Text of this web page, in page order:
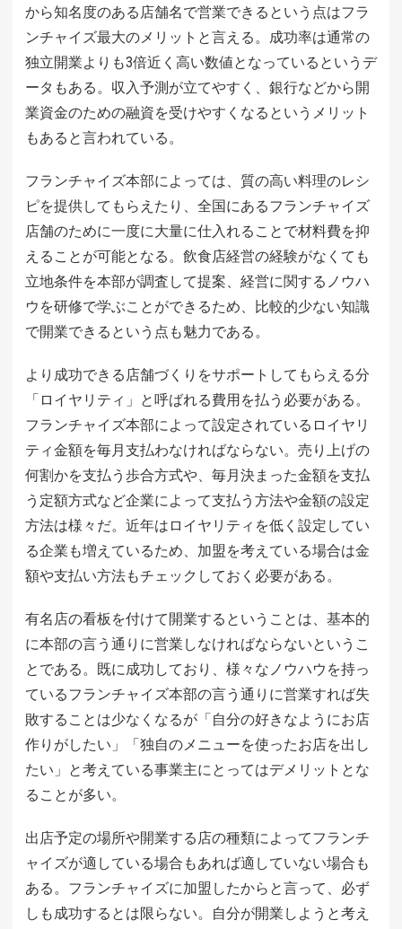
から知名度のある店舗名で営業できるという点はフラ
ンチャイズ最大のメリットと言える。成功率は通常の
独立開業よりも3倍近く高い数値となっているというデ
ータもある。収入予測が立てやすく、銀行などから開
業資金のための融資を受けやすくなるというメリット
もあると言われている。
フランチャイズ本部によっては、質の高い料理のレシ
ピを提供してもらえたり、全国にあるフランチャイズ
店舗のために一度に大量に仕入れることで材料費を抑
えることが可能となる。飲食店経営の経験がなくても
立地条件を本部が調査して提案、経営に関するノウハ
ウを研修で学ぶことができるため、比較的少ない知識
で開業できるという点も魅力である。
より成功できる店舗づくりをサポートしてもらえる分
「ロイヤリティ」と呼ばれる費用を払う必要がある。
フランチャイズ本部によって設定されているロイヤリ
ティ金額を毎月支払わなければならない。売り上げの
何割かを支払う歩合方式や、毎月決まった金額を支払
う定額方式など企業によって支払う方法や金額の設定
方法は様々だ。近年はロイヤリティを低く設定してい
る企業も増えているため、加盟を考えている場合は金
額や支払い方法もチェックしておく必要がある。
有名店の看板を付けて開業するということは、基本的
に本部の言う通りに営業しなければならないというこ
とである。既に成功しており、様々なノウハウを持っ
ているフランチャイズ本部の言う通りに営業すれば失
敗することは少なくなるが「自分の好きなようにお店
作りがしたい」「独自のメニューを使ったお店を出し
たい」と考えている事業主にとってはデメリットとな
ることが多い。
出店予定の場所や開業する店の種類によってフランチ
ャイズが適している場合もあれば適していない場合も
ある。フランチャイズに加盟したからと言って、必ず
しも成功するとは限らない。自分が開業しようと考え